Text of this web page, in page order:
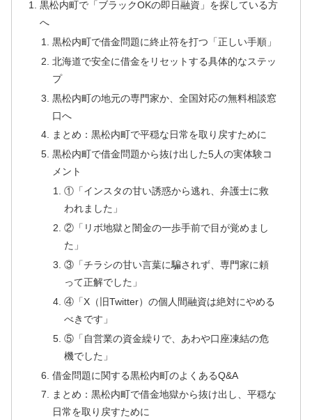
黒松内町で「ブラックOKの即日融資」を探している方
へ
黒松内町で借金問題に終止符を打つ「正しい手順」
北海道で安全に借金をリセットする具体的なステッ
プ
黒松内町の地元の専門家か、全国対応の無料相談窓
口へ
まとめ：黒松内町で平穏な日常を取り戻すために
黒松内町で借金問題から抜け出した5人の実体験コ
メント
①「インスタの甘い誘惑から逃れ、弁護士に救
われました」
②「リボ地獄と闇金の一歩手前で目が覚めまし
た」
③「チラシの甘い言葉に騙されず、専門家に頼
って正解でした」
④「X（旧Twitter）の個人間融資は絶対にやめる
べきです」
⑤「自営業の資金繰りで、あわや口座凍結の危
機でした」
借金問題に関する黒松内町のよくあるQ&A
まとめ：黒松内町で借金地獄から抜け出し、平穏な
日常を取り戻すために